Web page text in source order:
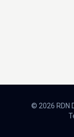
© 2026 RDN